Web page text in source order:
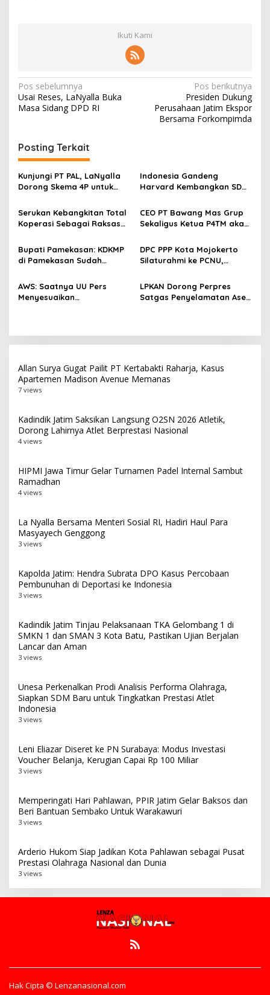
Ikuti Kami
N
a
i
g
a
s
i
p
s
Pos sebelumnya
Usai Reses, LaNyalla Buka
Masa Sidang DPD RI
Pos berikutnya
Presiden Dukung
Perusahaan Jatim Ekspor
Bersama Forkompimda
Posting Terkait
Kunjungi PT PAL, LaNyalla
Dorong Skema 4P untuk
Nasional
Indonesia Gandeng
Harvard Kembangkan SDM
Dunia
Serukan Kebangkitan Total
Koperasi Sebagai Raksasa
79
CEO PT Bawang Mas Grup
Sekaligus Ketua P4TM akan
Tembakau di Madura
Bupati Pamekasan: KDKMP
di Pamekasan Sudah
Selesai Akhir Juli 2026
DPC PPP Kota Mojokerto
Silaturahmi ke PCNU,
Masyarakat
AWS: Saatnya UU Pers
Menyesuaikan
LPKAN Dorong Perpres
Satgas Penyelamatan Aset
Allan Surya Gugat Pailit PT Kertabakti Raharja, Kasus
Apartemen Madison Avenue Memanas
7 views
Kadindik Jatim Saksikan Langsung O2SN 2026 Atletik,
Dorong Lahirnya Atlet Berprestasi Nasional
4 views
HIPMI Jawa Timur Gelar Turnamen Padel Internal Sambut
Ramadhan
4 views
La Nyalla Bersama Menteri Sosial RI, Hadiri Haul Para
Masyayech Genggong
3 views
Kapolda Jatim: Hendra Subrata DPO Kasus Percobaan
Pembunuhan di Deportasi ke Indonesia
3 views
Kadindik Jatim Tinjau Pelaksanaan TKA Gelombang 1 di
SMKN 1 dan SMAN 3 Kota Batu, Pastikan Ujian Berjalan
Lancar dan Aman
3 views
Unesa Perkenalkan Prodi Analisis Performa Olahraga,
Siapkan SDM Baru untuk Tingkatkan Prestasi Atlet
Indonesia
3 views
Leni Eliazar Diseret ke PN Surabaya: Modus Investasi
Voucher Belanja, Kerugian Capai Rp 100 Miliar
3 views
Memperingati Hari Pahlawan, PPIR Jatim Gelar Baksos dan
Beri Bantuan Sembako Untuk Warakawuri
3 views
Arderio Hukom Siap Jadikan Kota Pahlawan sebagai Pusat
Prestasi Olahraga Nasional dan Dunia
3 views
Hak Cipta © Lenzanasional.com